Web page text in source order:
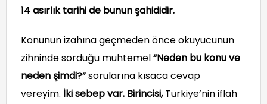
14 asırlık tarihi de bunun şahididir.
Konunun izahına geçmeden önce okuyucunun
zihninde sorduğu muhtemel“Neden bu konu ve
neden şimdi?”sorularına kısaca cevap
vereyim. İki sebep var. Birincisi,Türkiye’nin iflah